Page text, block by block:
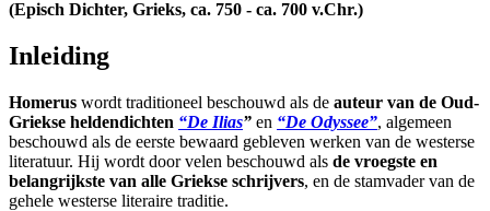
(Episch Dichter, Grieks, ca. 750 - ca. 700 v.Chr.)
Inleiding
Homerus wordt traditioneel beschouwd als de auteur van de Oud-
Griekse heldendichten “De Ilias” en “De Odyssee”, algemeen
beschouwd als de eerste bewaard gebleven werken van de westerse
literatuur. Hij wordt door velen beschouwd als de vroegste en
belangrijkste van alle Griekse schrijvers, en de stamvader van de
gehele westerse literaire traditie.